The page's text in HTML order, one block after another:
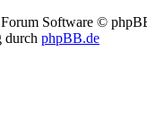
Software ©
durch phpBB.de